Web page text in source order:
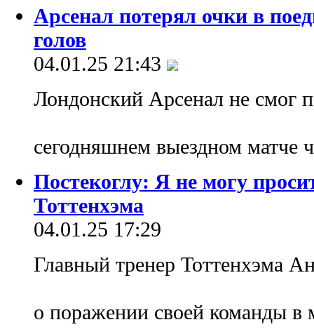
Арсенал потерял очки в
голов
04.01.25 21:43
Лондонский Арсенал не смог
сегодняшнем выездном матче
Постекоглу: Я не могу
Тоттенхэма
04.01.25 17:29
Главный тренер Тоттенхэма
о поражении своей команды